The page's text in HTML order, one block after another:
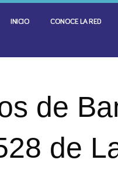
INICIO CONOCE LA RED
de
de